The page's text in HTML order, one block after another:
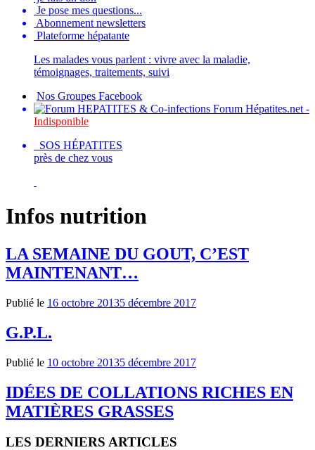
Je pose mes questions...
Abonnement newsletters
Plateforme hépatante
Les malades vous parlent : vivre avec la maladie,
témoignages, traitements, suivi
Nos Groupes Facebook
Forum Hépatites.net -
Indisponible
SOS HÉPATITES
près de chez vous
Infos nutrition
LA SEMAINE DU GOUT, C’EST
MAINTENANT…
Publié le 16 octobre 20135 décembre 2017
G.P.L.
Publié le 10 octobre 20135 décembre 2017
IDÉES DE COLLATIONS RICHES EN
MATIÈRES GRASSES
LES DERNIERS ARTICLES